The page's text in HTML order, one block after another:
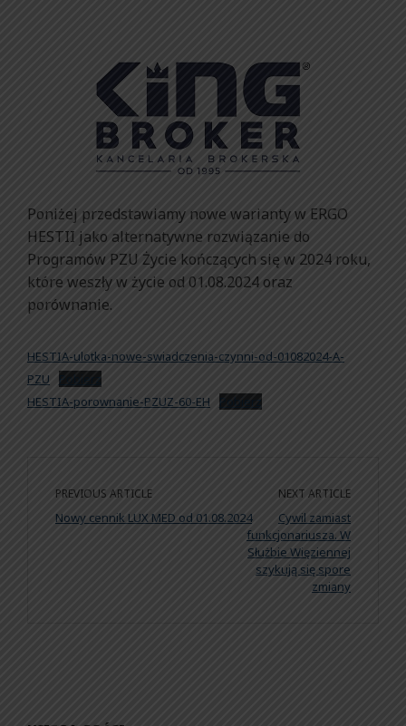
Poniżej przedstawiamy nowe warianty w ERGO
HESTII jako alternatywne rozwiązanie do
Programów PZU Życie kończących się w 2024 roku,
które weszły w życie od 01.08.2024 oraz
porównanie.
HESTIA-ulotka-nowe-swiadczenia-czynni-od-01082024-A-
PZU
HESTIA-porownanie-PZUZ-60-EH
PREVIOUS ARTICLE
Nowy cennik LUX MED od 01.08.2024
NEXT ARTICLE
Cywil zamiast
funkcjonariusza. W
Służbie Więziennej
szykują się spore
zmiany